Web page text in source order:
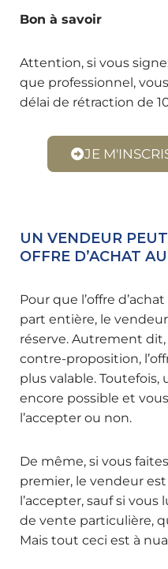
Bon à savoir
Attention, si vous
que professionnel,
délai de rétraction de
JE
UN VENDEUR
OFFRE D’ACHAT
Pour que l’offre
part entière, le
réserve. Autrement
contre-proposition,
plus valable.
encore possible et
l’accepter ou non.
De même, si vous
premier, le vendeur
l’accepter, sauf si
de vente particulière,
Mais tout ceci est à